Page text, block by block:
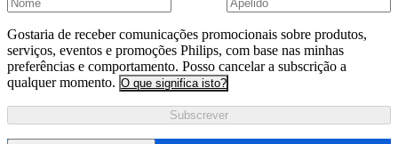
Gostaria de receber comunicações promocionais sobre produtos,
serviços, eventos e promoções Philips, com base nas minhas
preferências e comportamento. Posso cancelar a subscrição a
qualquer momento. O que significa isto?
Subscrever